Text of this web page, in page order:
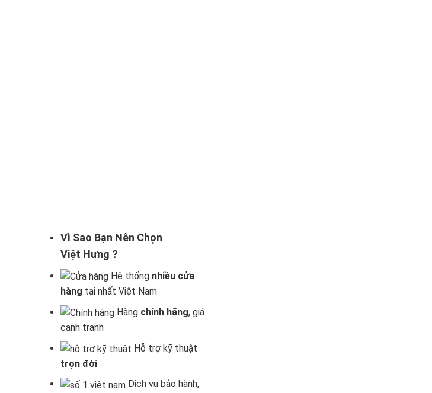
Vì Sao Bạn Nên Chọn
Việt Hưng ?
Hệ thống nhiều cửa
hàng tại nhất Việt Nam
Hàng chính hãng, giá
cạnh tranh
Hỗ trợ kỹ thuật
trọn đời
Dịch vụ bảo hành,